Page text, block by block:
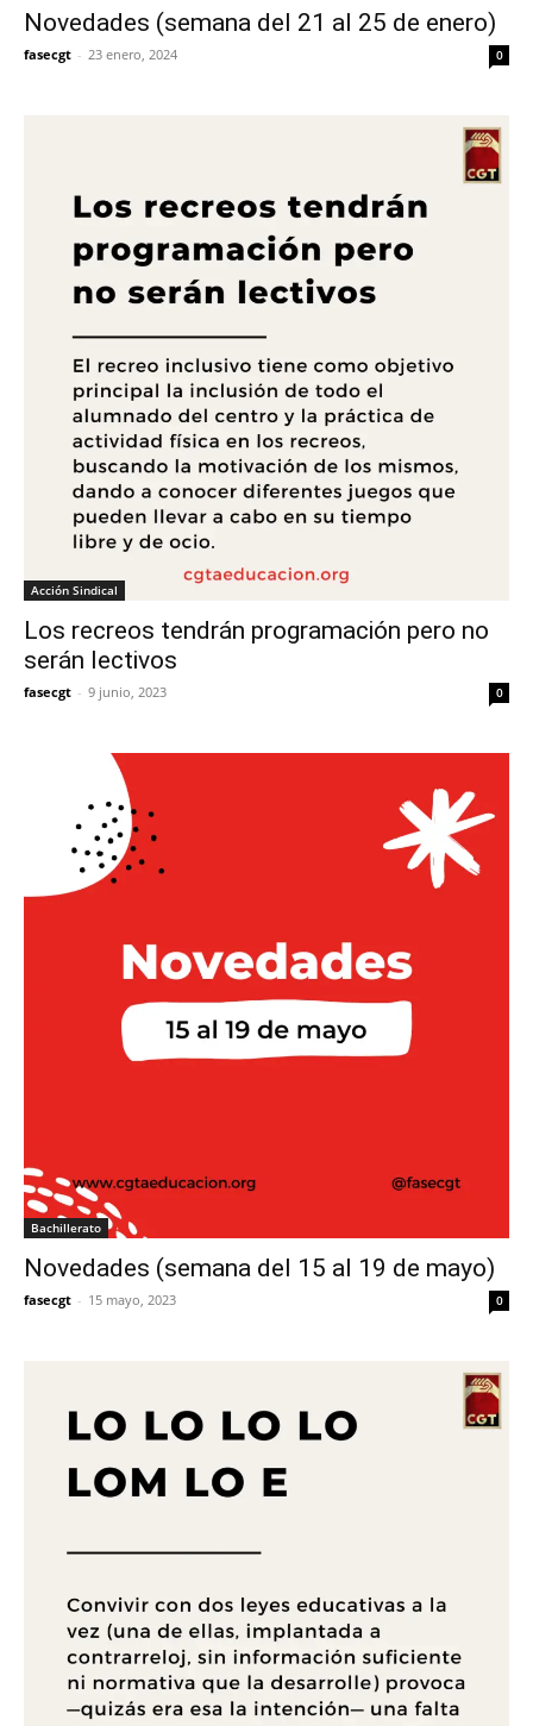
Novedades (semana del 21 al 25 de enero)
fasecgt - 23 enero, 2024 0
Acción Sindical
Los recreos tendrán programación pero no
serán lectivos
fasecgt - 9 junio, 2023 0
Bachillerato
Novedades (semana del 15 al 19 de mayo)
fasecgt - 15 mayo, 2023 0